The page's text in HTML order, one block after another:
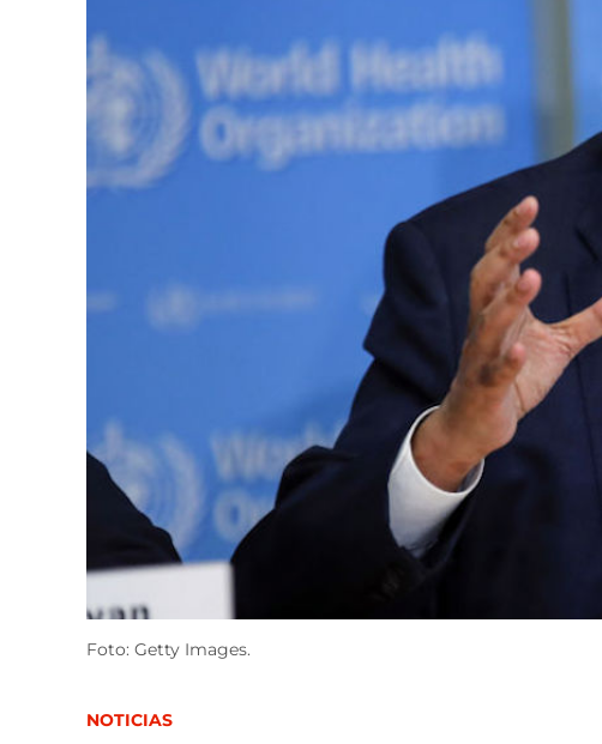
Foto: Getty Images.
POSTED
NOTICIAS